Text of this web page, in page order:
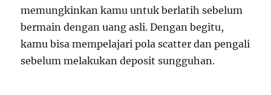
memungkinkan kamu untuk berlatih sebelum
bermain dengan uang asli. Dengan begitu,
kamu bisa mempelajari pola scatter dan pengali
sebelum melakukan deposit sungguhan.